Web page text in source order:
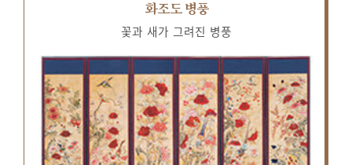
화조도 병풍
꽃과 새가 그려진 병풍